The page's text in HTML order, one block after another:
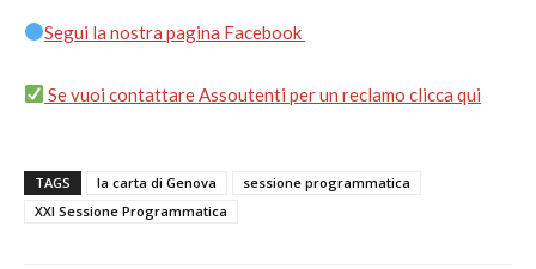
Segui la nostra pagina Facebook
Se vuoi contattare Assoutenti per un reclamo clicca qui
TAGS la carta di Genova
sessione programmatica
XXI Sessione Programmatica